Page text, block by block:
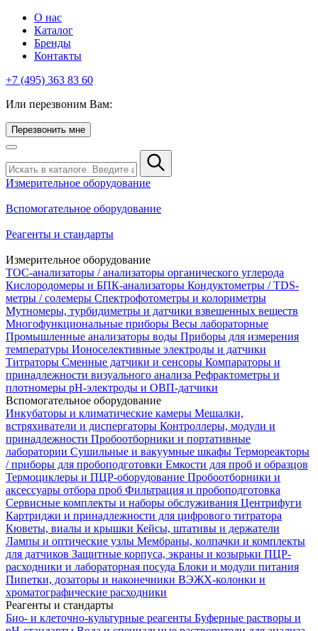
О нас
Каталог
Бренды
Контакты
+7 (495) 363 83 60
Или перезвоним Вам:
Перезвонить мне
Измерительное оборудование
Вспомогательное оборудование
Реагенты и стандарты
Измерительное оборудование
TOC-анализаторы / анализаторы органического углерода
Кислородомеры и БПК-анализаторы Кондуктометры / TDS-
метры / солемеры Спектрофотометры и колориметры
Мутномеры, турбидиметры и датчики взвешенных веществ
Многофункциональные приборы Весы лабораторные
Промышленные анализаторы воды Приборы для измерения
температуры Ионоселективные электроды и датчики
Титраторы Сменные датчики и сенсоры Компараторы и
принадлежности визуального анализа Рефрактометры и
плотномеры pH-электроды и ОВП-датчики
Вспомогательное оборудование
Инкубаторы и климатические камеры Мешалки,
встряхиватели и диспергаторы Контроллеры, модули и
принадлежности Пробоотборники и портативные
лаборатории Сушильные и вакуумные шкафы Термореакторы
/ приборы для пробоподготовки Емкости для проб и образцов
Термоциклеры и ПЦР-оборудование Пробоотборники и
аксессуары отбора проб Фильтрация и пробоподготовка
Сервисные комплекты и наборы обслуживания Центрифуги
Картриджи и принадлежности для цифрового титратора
Кюветы, виалы и крышки Кейсы, штативы и держатели
Лампы и оптические узлы Мембраны, колпачки и комплекты
для датчиков Защитные корпуса, экраны и козырьки ПЦР-
расходники и лабораторная посуда Блоки и модули питания
Пипетки, дозаторы и наконечники ВЭЖХ-колонки и
хроматографические расходники
Реагенты и стандарты
Био- и клеточно-культурные реагенты Буферные растворы и